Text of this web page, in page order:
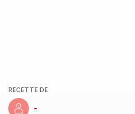
RECETTE DE
-